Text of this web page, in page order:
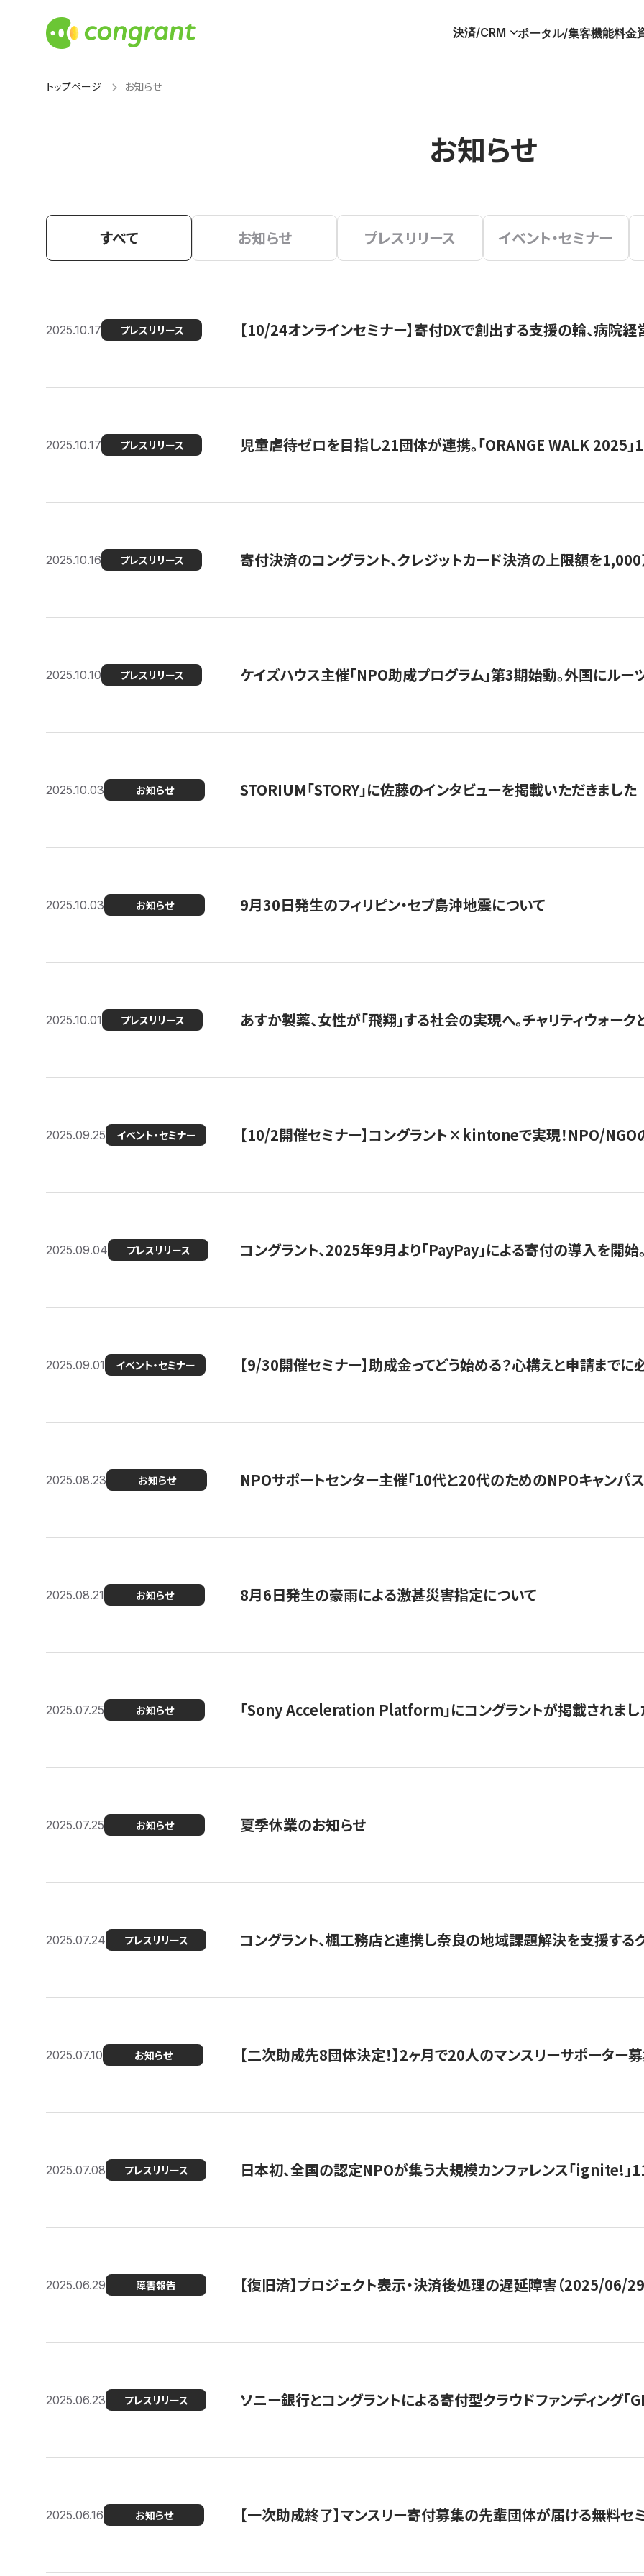
決済/CRM ポータル/集客機能料金
トップページ お知らせ
お知らせ
すべて お知らせ プレスリリース イベント・セミナー
2025.10.17 プレスリリース 【10/24オンラインセミナー】寄付DXで創出する支援の輪、病院
2025.10.17 プレスリリース 児童虐待ゼロを目指し21団体が連携。「ORANGE WALK 2025」
2025.10.16 プレスリリース 寄付決済のコングラント、クレジットカード決済の上限額を
2025.10.10 プレスリリース ケイズハウス主催「NPO助成プログラム」第3期始動。外国にル
2025.10.03 お知らせ STORIUM「STORY」に佐藤のインタビューを掲載いただきました
2025.10.03 お知らせ 9月30日発生のフィリピン・セブ島沖地震について
2025.10.01 プレスリリース あすか製薬、女性が「飛翔」する社会の実現へ。チャリティウォー
2025.09.25 イベント・セミナー 【10/2開催セミナー】コングラント×kintoneで実現！NPO/NGO
2025.09.04 プレスリリース コングラント、2025年9月より「PayPay」による寄付の導入を開始
2025.09.01 イベント・セミナー 【9/30開催セミナー】助成金ってどう始める？心構えと申請まで
2025.08.23 お知らせ NPOサポートセンター主催「10代と20代のためのNPOキャンパ
2025.08.21 お知らせ 8月6日発生の豪雨による激甚災害指定について
2025.07.25 お知らせ 「Sony Acceleration Platform」にコングラントが掲載されまし
2025.07.25 お知らせ 夏季休業のお知らせ
2025.07.24 プレスリリース コングラント、楓工務店と連携し奈良の地域課題解決を支援する
2025.07.10 お知らせ 【二次助成先8団体決定！】2ヶ月で20人のマンスリーサポーター
2025.07.08 プレスリリース 日本初、全国の認定NPOが集う大規模カンファレンス「ignite!」
2025.06.29 障害報告 【復旧済】プロジェクト表示・決済後処理の遅延障害（2025/06/29
2025.06.23 プレスリリース ソニー銀行とコングラントによる寄付型クラウドファンディング
2025.06.16 お知らせ 【一次助成終了】マンスリー寄付募集の先輩団体が届ける無料セ